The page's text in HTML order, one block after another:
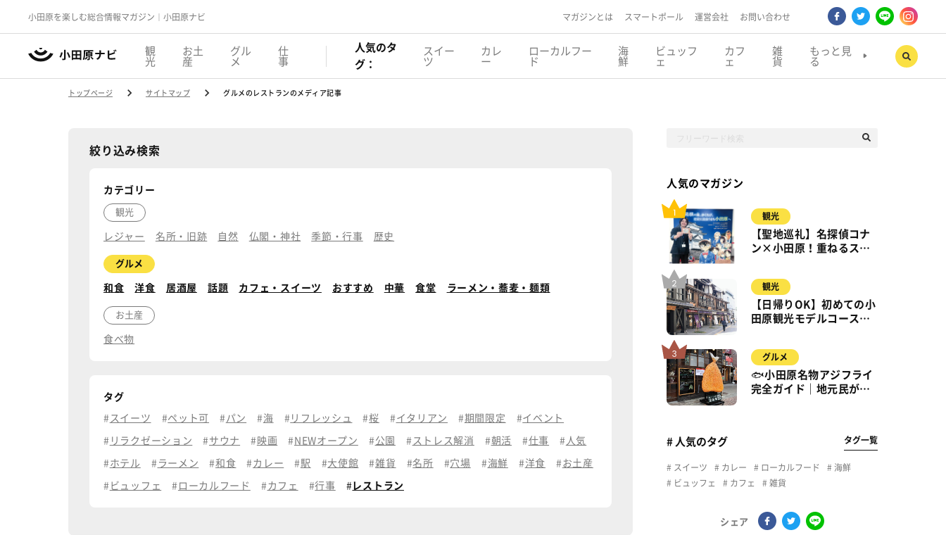
小田原を楽しむ総合情報マガジン｜小田原ナビ マガジンとは スマートポール 運営会社 お問い合わせ
観
光
お土
産
グル
メ
仕
事
人気のタ
グ：
スイー
ツ
カレ
ー
ローカルフー
ド
海
鮮
ビュッフ
ェ
カフ
ェ
雑
貨
もっと見
る
トップページ サイトマップ グルメのレストランのメディア記事
絞り込み検索
カテゴリー
観光
レジャー 名所・旧跡 自然 仏閣・神社 季節・行事 歴史
グルメ
和食 洋食 居酒屋 話題 カフェ・スイーツ おすすめ 中華 食堂 ラーメン・蕎麦・麺類
お土産
食べ物
タグ
スイーツ ペット可 パン 海 リフレッシュ 桜 イタリアン 期間限定 イベント
リラクゼーション サウナ 映画 NEWオープン 公園 ストレス解消 朝活 仕事 人気
ホテル ラーメン 和食 カレー 駅 大使館 雑貨 名所 穴場 海鮮 洋食 お土産
ビュッフェ ローカルフード カフェ 行事 レストラン
人気のマガジン
観光
【聖地巡礼】名探偵コナ
ン×小田原！重ねるスタ
で】小田原・箱根・湯河
原
観光
【日帰りOK】初めての小
田原観光モデルコース｜
満喫
グルメ
🐟小田原名物アジフライ
完全ガイド｜地元民が通
# 人気のタグ タグ一覧
スイーツ カレー ローカルフード
海鮮
ビュッフェ
カフェ 雑貨
シェア